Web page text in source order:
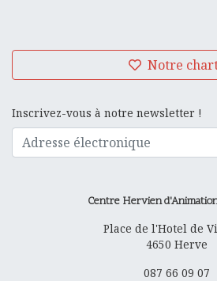
Notre
Inscrivez-vous à notre newsletter !
Centre Hervien
Place de l'Hotel de
4650 Herve
087 66 09 07